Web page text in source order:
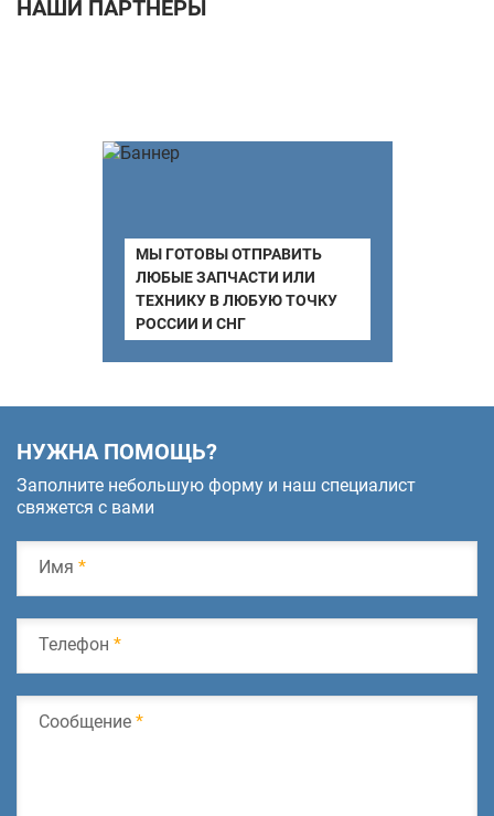
НАШИ ПАРТНЕРЫ
МЫ ГОТОВЫ ОТПРАВИТЬ
ЛЮБЫЕ ЗАПЧАСТИ ИЛИ
ТЕХНИКУ В ЛЮБУЮ ТОЧКУ
РОССИИ И СНГ
НУЖНА ПОМОЩЬ?
Заполните небольшую форму и наш специалист
свяжется с вами
Имя *
Телефон *
Сообщение *